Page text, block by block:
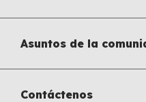
Asuntos de la
Contáctenos